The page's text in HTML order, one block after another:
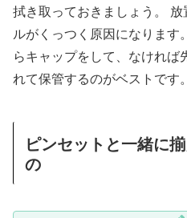
拭き取っておきましょう。
ルがくっつく原因になります
らキャップをして、なければ
れて保管するのがベストです。
ピンセットと一緒に
の